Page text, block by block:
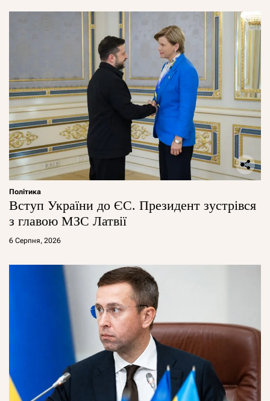
Політика
Вступ України до ЄС. Президент зустрівся
з главою МЗС Латвії
6 Серпня, 2026